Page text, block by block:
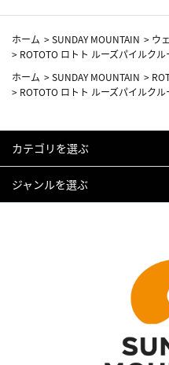
ホーム >SUNDAY MOUNTAIN > ウ
> ROTOTO ロトト ルーズパイルクル
ホーム >SUNDAY MOUNTAIN >
> ROTOTO ロトト ルーズパイルクル
カテゴリを選ぶ
ジャンルを選ぶ